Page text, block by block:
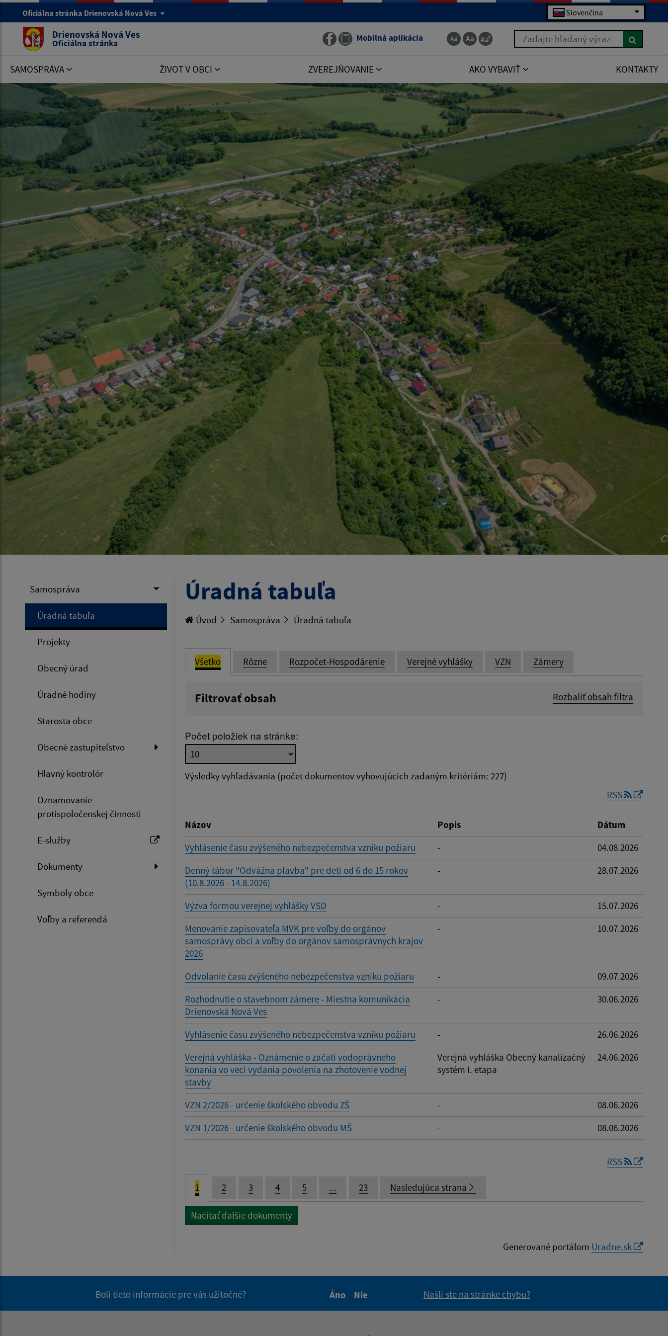
Oficiálna stránka Drienovská Nová Ves Slovenčina
Drienovská Nová Ves
Oficiálna stránka Mobilná aplikácia Zadajte hľadaný výraz
SAMOSPRÁVA ŽIVOT V OBCI ZVEREJŇOVANIE AKO VYBAVIŤ KONTAKTY
Samospráva
Úradná tabuľa
Projekty
Obecný úrad
Úradné hodiny
Starosta obce
Obecné zastupiteľstvo
Hlavný kontrolór
Oznamovanie
protispoločenskej činnosti
E-služby
Dokumenty
Symboly obce
Voľby a referendá
Úradná tabuľa
Úvod Samospráva Úradná tabuľa
Všetko Rôzne Rozpočet-Hospodárenie Verejné vyhlášky VZN Zámery
Filtrovať obsah Rozbaliť obsah filtra
Dátum zverejnenia do:
Počet položiek na stránke:
Výsledky vyhľadávania (počet dokumentov vyhovujúcich zadaným kritériám: 227)
RSS
Názov Popis
Dátum
Vyhlásenie času zvýšeného nebezpečenstva vzniku požiaru
-
04.08.2026
Denný tábor "Odvážna plavba" pre deti od 6 do 15 rokov
(10.8.2026 - 14.8.2026)
- 28.07.2026
Výzva formou verejnej vyhlášky VSD -
15.07.2026
Menovanie zapisovateľa MVK pre voľby do orgánov
samosprávy obcí a voľby do orgánov samosprávnych krajov
2026
- 10.07.2026
Odvolanie času zvýšeného nebezpečenstva vzniku požiaru -
09.07.2026
Rozhodnutie o stavebnom zámere - Miestna komunikácia
Drienovská Nová Ves
- 30.06.2026
Vyhlásenie času zvýšeného nebezpečenstva vzniku požiaru -
26.06.2026
Verejná vyhláška - Oznámenie o začatí vodoprávneho
konania vo veci vydania povolenia na zhotovenie vodnej
stavby
Verejná vyhláška Obecný kanalizačný
systém I. etapa
24.06.2026
VZN 2/2026 - určenie školského obvodu ZŠ -
08.06.2026
VZN 1/2026 - určenie školského obvodu MŠ
- 08.06.2026
RSS
1 2 3 4 5 ... 23 Nasledujúca strana
Načítať ďalšie dokumenty
Generované portálom Uradne.sk
Boli tieto informácie pre vás užitočné?
Áno
Nie
Našli ste na stránke chybu?